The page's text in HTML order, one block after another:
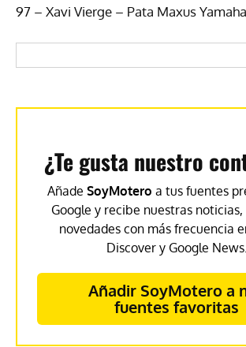
97 – Xavi Vierge – Pata Maxus Yamaha
¿Te gusta nuestro
Añade SoyMotero a tus fuentes
Google y recibe nuestras
novedades con más frecuencia
Discover y Google News.
Añadir SoyMotero a
fuentes favoritas